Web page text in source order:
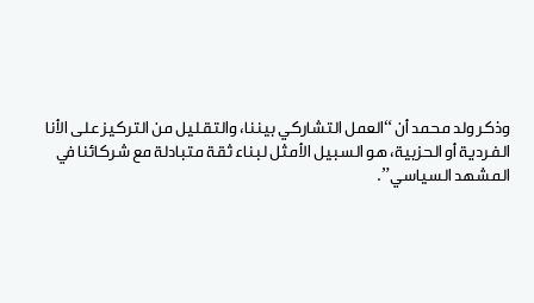
وذكر ولد محمد أن “العمل التشاركي بيننا، والتقليل من التركيز على الأنا
الفردية أو الحزبية، هو السبيل الأمثل لبناء ثقة متبادلة مع شركائنا في
المشهد السياسي”.